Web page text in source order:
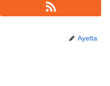
Ayetta